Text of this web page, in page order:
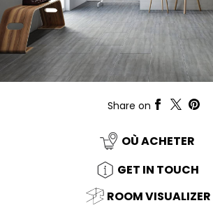
Share on
OÙ ACHETER
GET IN TOUCH
ROOM VISUALIZER